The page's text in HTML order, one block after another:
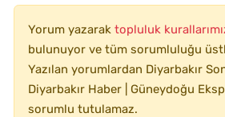
Yorum yazarak topluluk
bulunuyor ve tüm sorumluluğu
Yazılan yorumlardan Diyarbakır
Diyarbakır Haber | Güneydoğu
sorumlu tutulamaz.